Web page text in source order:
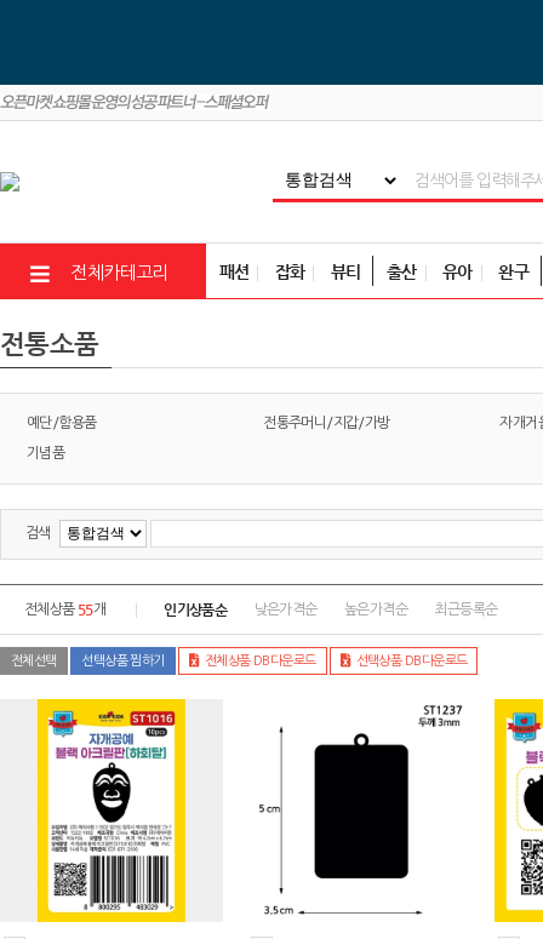
전체카테고리 패션 잡화 뷰티 출산 유아 완구
전통소품
예단/함용품 전통주머니/지갑/가방 자개거
기념품
검색
전체상품 55개 인기상품순 낮은가격순 높은가격순 최근등록순
전체선택 선택상품 찜하기 전체상품 DB다운로드 선택상품 DB다운로드